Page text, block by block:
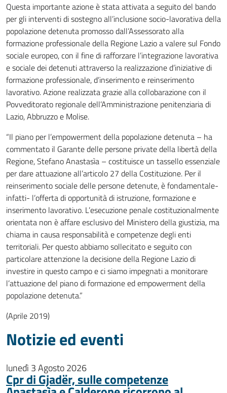
Questa importante azione è stata attivata a seguito del bando
per gli interventi di sostegno all’inclusione socio-lavorativa della
popolazione detenuta promosso dall’Assessorato alla
formazione professionale della Regione Lazio a valere sul Fondo
sociale europeo, con il fine di rafforzare l’integrazione lavorativa
e sociale dei detenuti attraverso la realizzazione d’iniziative di
formazione professionale, d’inserimento e reinserimento
lavorativo. Azione realizzata grazie alla collobarazione con il
Povveditorato regionale dell’Amministrazione penitenziaria di
Lazio, Abbruzzo e Molise.
“Il piano per l’empowerment della popolazione detenuta – ha
commentato il Garante delle persone private della libertà della
Regione, Stefano Anastasìa – costituisce un tassello essenziale
per dare attuazione all’articolo 27 della Costituzione. Per il
reinserimento sociale delle persone detenute, è fondamentale-
infatti- l’offerta di opportunità di istruzione, formazione e
inserimento lavorativo. L’esecuzione penale costituzionalmente
orientata non è affare esclusivo del Ministero della giustizia, ma
chiama in causa responsabilità e competenze degli enti
territoriali. Per questo abbiamo sollecitato e seguito con
particolare attenzione la decisione della Regione Lazio di
investire in questo campo e ci siamo impegnati a monitorare
l’attuazione del piano di formazione ed empowerment della
popolazione detenuta.”
(Aprile 2019)
Notizie ed eventi
lunedì 3 Agosto 2026
Cpr di Gjadër, sulle competenze